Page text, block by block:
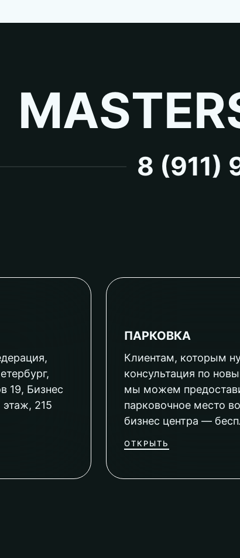
8 (911)
19, Бизнес
этаж, 215
ПАРКОВКА
Клиентам, которым
консультация по
мы можем
парковочное место
бизнес центра —
ОТКРЫТЬ